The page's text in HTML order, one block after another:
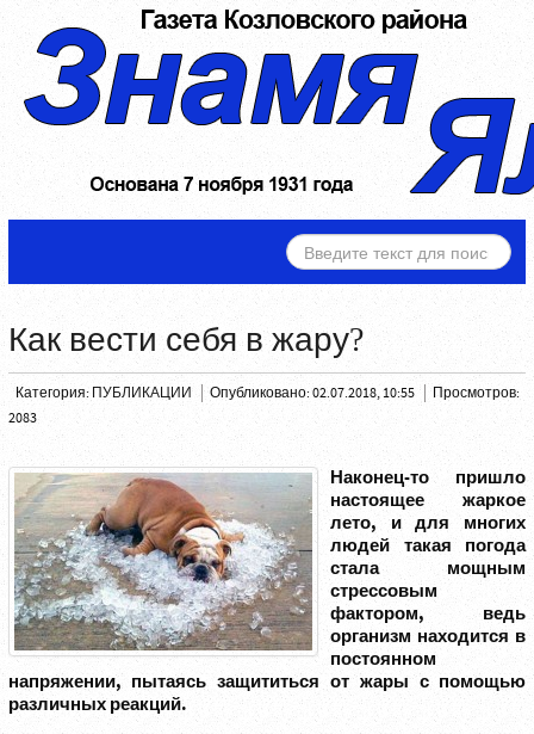
ИСКАТЬ...
Как вести себя в жару?
Категория: ПУБЛИКАЦИИ Опубликовано: 02.07.2018, 10:55
Просмотров:
2083
Наконец-то пришло
настоящее жаркое
лето, и для многих
людей такая погода
стала мощным
стрессовым
фактором, ведь
организм находится в
постоянном
напряжении, пытаясь защититься от жары с помощью
различных реакций.